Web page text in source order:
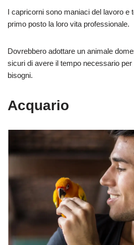
I capricorni sono maniaci del lavoro e
primo posto la loro vita professionale.
Dovrebbero adottare un animale
sicuri di avere il tempo necessario
bisogni.
Acquario